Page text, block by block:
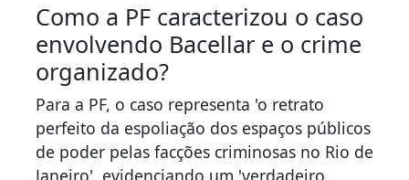
Como a PF caracterizou o caso
envolvendo Bacellar e o crime
organizado?
Para a PF, o caso representa 'o retrato
perfeito da espoliação dos espaços públicos
de poder pelas facções criminosas no Rio de
Janeiro', evidenciando um 'verdadeiro